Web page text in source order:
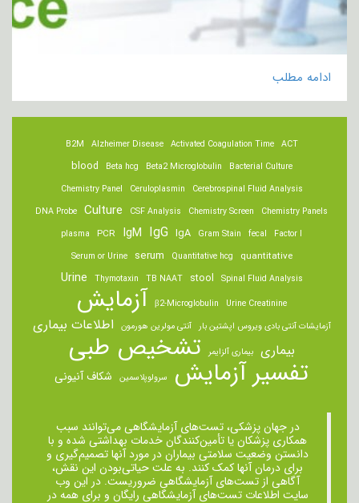
ادامه مطلب
ACT
Activated Coagulation Time
Alzheimer Disease
B2M
Bacterial Culture
Beta2 Microglobulin
Beta hcg
blood
Cerebrospinal Fluid Analysis
Ceruloplasmin
Chemistry Panel
Chemistry Panels
Chemistry Screen
CSF Analysis
Culture
DNA Probe
Factor I
fecal
Gram Stain
IgA
IgG
IgM
PCR
plasma
quantitative
Quantitative hcg
serum
Serum or Urine
Spinal Fluid Analysis
stool
TB NAAT
Thymotaxin
Urine
Urine Creatinine
β2-Microglobulin آزمایش
آزمایشات آنتی بادی ویروس اپشتین بار آنتی مولرین هورمون اطلاعات بیماری
بیماری بیماری آلزایمر تشخیص طبی
تفسیر آزمایش سرولوپلاسمین شکاف آنیونی
در جهان پزشکی، تست‌های آزمایشگاهی می‌توانند سبب
همکاری پزشکان یا تأمین‌کنندگان خدمات بهداشتی شده و با
دانستن وضعیت سلامتی بیماران در مورد آنها تصمیم‌گیری و
برای درمان ‌آنها کمک کنند. به علت حیاتی‌بودن این نقش،
آگاهی از تست‌های آزمایشگاهی ضروریست. در این وب
سایت اطلاعات تست‌های آزمایشگاهی رایگان و برای همه در